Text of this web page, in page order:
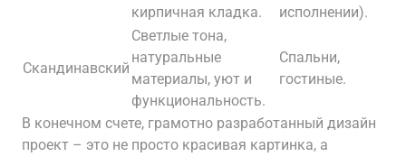
кирпичная кладка.
исполнении).
Скандинавский
Светлые тона,
натуральные
материалы, уют и
функциональность.
Спальни,
гостиные.
В конечном счете, грамотно разработанный дизайн
проект – это не просто красивая картинка, а